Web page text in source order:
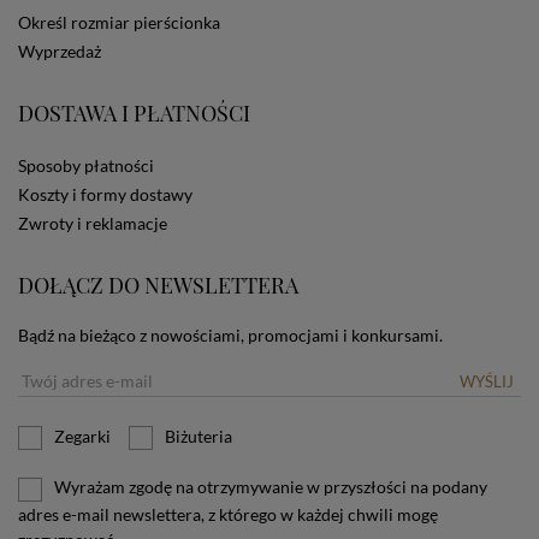
dotyczących cookies oznacza, że będą one
użytkownika. Jeżeli użytkownik nie wyraża zgody na
ustawienia swojej przeglądarki.
Określ rozmiar pierścionka
Wyprzedaż
DOSTAWA I PŁATNOŚCI
Sposoby płatności
Koszty i formy dostawy
Zwroty i reklamacje
DOŁĄCZ DO NEWSLETTERA
Bądź na bieżąco z nowościami, promocjami i konkursami.
WYŚLIJ
Zegarki Biżuteria
Wyrażam zgodę na otrzymywanie w przyszłości na podany
adres e-mail newslettera, z którego w każdej chwili mogę